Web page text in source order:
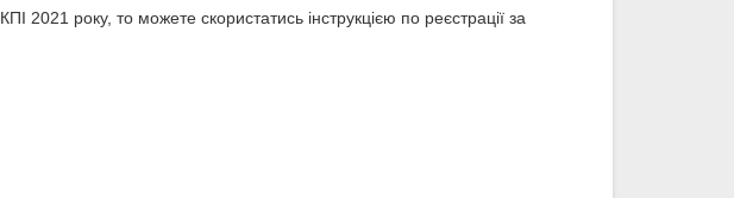
2021 року, то можете скористатись інструкцією по реєстрації за